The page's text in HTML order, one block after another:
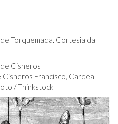
Torquemada. Cortesia da
Cisneros Francisco, Cardeal
/ Thinkstock